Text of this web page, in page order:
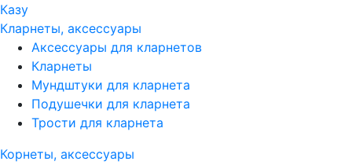
Казу
Кларнеты, аксессуары
Аксессуары для кларнетов
Кларнеты
Мундштуки для кларнета
Подушечки для кларнета
Трости для кларнета
Корнеты, аксессуары